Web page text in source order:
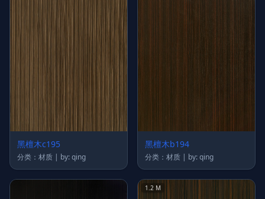
黑檀木c195
分类：材质 | by: qing
黑檀木b194
分类：材质 | by: qing
1.2 M